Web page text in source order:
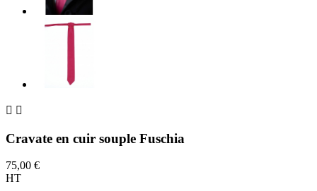
 
Cravate en cuir souple Fuschia
75,00 €
HT